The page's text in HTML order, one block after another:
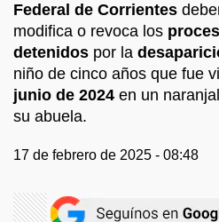
Federal de Corrientes
modifica o revoca los
detenidos por la
niño de cinco años que fue
junio de 2024 en un
su abuela.
17 de febrero de 2025 - 08:48